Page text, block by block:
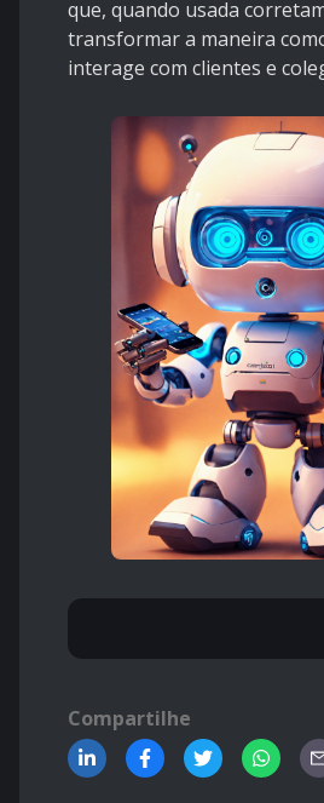
que, quando usada
transformar a maneira
interage com clientes e
Compartilhe